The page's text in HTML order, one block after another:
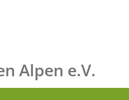
Alpen e.V.